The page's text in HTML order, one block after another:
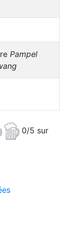
Pampel
0/5 sur